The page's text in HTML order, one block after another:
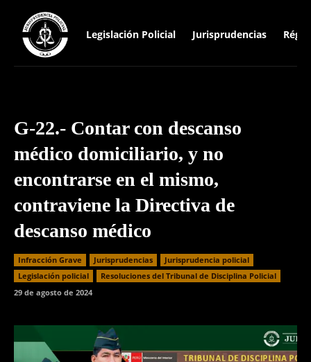
Legislación Policial Jurisprudencias
G-22.- Contar con descanso
médico domiciliario, y no
encontrarse en el mismo,
contraviene la Directiva de
descanso médico
Infracción Grave Jurisprudencias
Jurisprudencia policial
Legislación policial
Resoluciones del Tribunal de Disciplina Policial
29 de agosto de 2024